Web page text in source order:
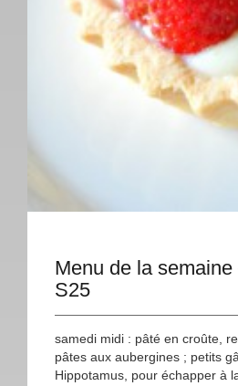
Menu de la
S25
samedi midi : pâté en croûte,
pâtes aux aubergines ; petits
Hippotamus, pour échapper à